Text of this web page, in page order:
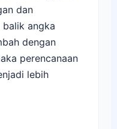
dan
balik angka
dengan
perencanaan
lebih